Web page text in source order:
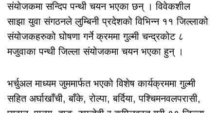
संयोजकमा सन्दिप पन्थी चयन भएका छन् । विवेकशील
साझा युवा संगठनले लुम्बिनी प्रदेशको विभिन्न ११ जिल्लाको
संयोजकहरुको घोषणा गर्ने क्रममा गुल्मी चन्द्रकोट ८
मजुवाका पन्थी जिल्ला संयोजकमा चयन भएका हुन् ।
भर्चुअल माध्यम जुममार्फत भएको विशेष कार्यक्रममा गुल्मी
सहित अर्घाखाँची, बाँके, रोल्पा, बर्दिया, पश्चिमनवलपरासी,